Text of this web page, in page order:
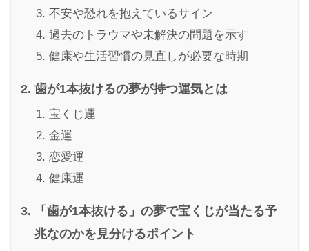
不安や恐れを抱えているサイン
過去のトラウマや未解決の問題を示す
健康や生活習慣の見直しが必要な時期
歯が1本抜けるの夢が持つ運気とは
宝くじ運
金運
恋愛運
健康運
「歯が1本抜ける」の夢で宝くじが当たる予
兆なのかを見分けるポイント